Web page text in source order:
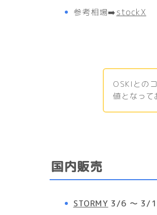
参考相場➡️stockX
OSKIとの
値となって
国内販売
STORMY 3/6 〜 3/